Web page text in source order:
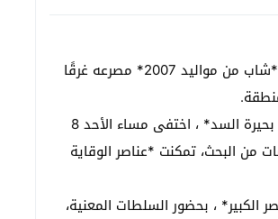
شهد سد *واد المخازن* ثاني أيام عيد الفطر حادثة *مأساوية* ، حيث لقي *شاب من مواليد 2007* مصرعه غرقًا
وبحسب مصادر محلية، فإن الضحية، الذي ينحدر من *أحد الدواوير القريبة من بحيرة السد* ، اختفى مساء الأحد 8
من البحث، تمكنت *عناصر الوقاية
، بحضور السلطات المعنية،